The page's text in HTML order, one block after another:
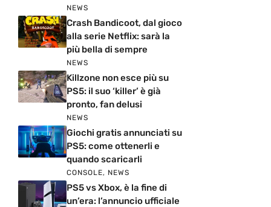
NEWS
Crash Bandicoot, dal gioco
alla serie Netflix: sarà la
più bella di sempre
NEWS
Killzone non esce più su
PS5: il suo ‘killer’ è già
pronto, fan delusi
NEWS
Giochi gratis annunciati su
PS5: come ottenerli e
quando scaricarli
CONSOLE, NEWS
PS5 vs Xbox, è la fine di
un’era: l’annuncio ufficiale